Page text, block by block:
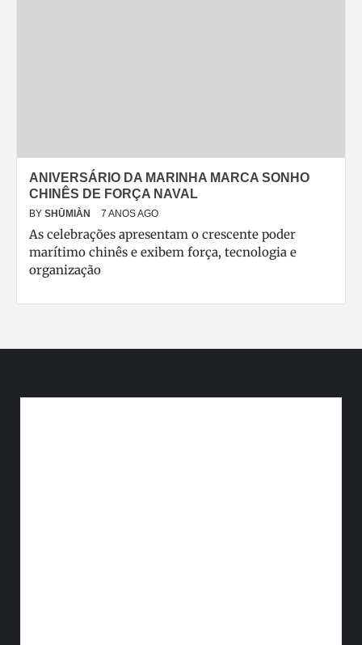
ANIVERSÁRIO DA MARINHA MARCA SONHO
CHINÊS DE FORÇA NAVAL
BY SHŪMIÀN 7 ANOS AGO
As celebrações apresentam o crescente poder
marítimo chinês e exibem força, tecnologia e
organização